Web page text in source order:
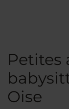
Petites
Oise